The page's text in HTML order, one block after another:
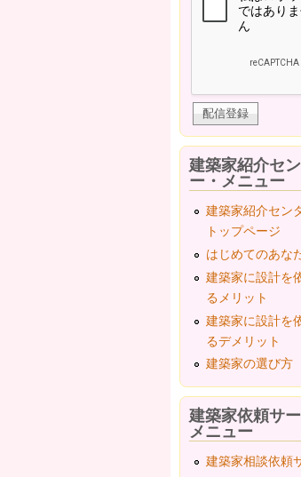
建築家紹介セ
ー・メニュー
建築家紹介セン
トップページ
はじめてのあな
建築家に設計を
るメリット
建築家に設計を
るデメリット
建築家の選び方
建築家依頼サ
メニュー
建築家相談依頼